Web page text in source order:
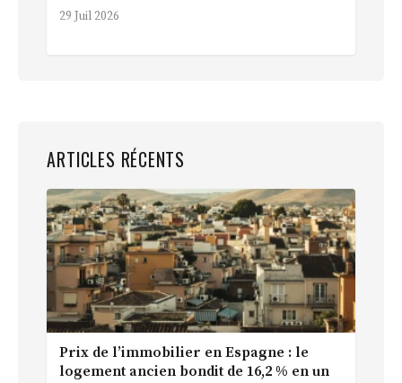
29 Juil 2026
ARTICLES RÉCENTS
Prix de l’immobilier en Espagne : le
logement ancien bondit de 16,2 % en un